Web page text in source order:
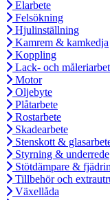
Elarbete
Felsökning
Hjulinställning
Kamrem & kamkedja
Koppling
Lack- och
Motor
Oljebyte
Plåtarbete
Rostarbete
Skadearbete
Stenskott &
Styrning & underrede
Stötdämpare &
Tillbehör och
Växellåda